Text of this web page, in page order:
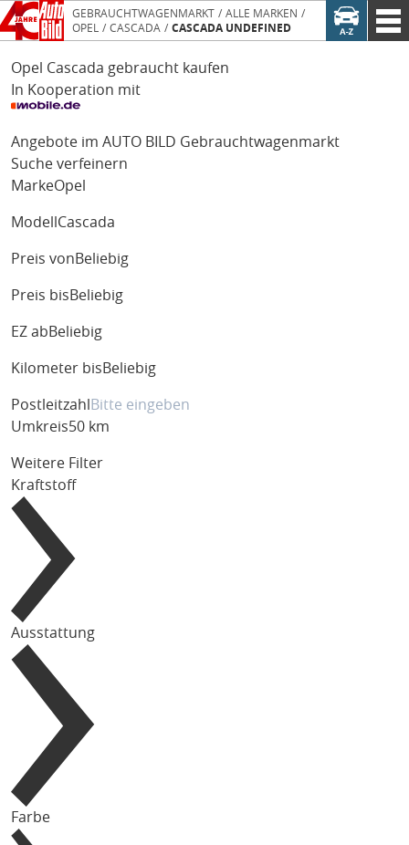
GEBRAUCHTWAGENMARKT
ALLE MARKEN
OPEL
CASCADA CASCADA UNDEFINED
Opel Cascada gebraucht kaufen
In Kooperation mit
Angebote im AUTO BILD Gebrauchtwagenmarkt
Suche verfeinern
MarkeOpel
Modell Cascada
Preis von Beliebig
Preis bis Beliebig
EZ ab Beliebig
Kilometer bis Beliebig
Postleitzahl
Umkreis50 km
Weitere Filter
Kraftstoff
Ausstattung
Farbe